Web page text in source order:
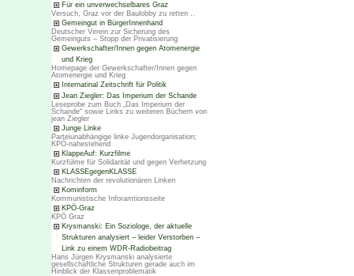
Für ein unverwechselbares Graz
Versuch, Graz vor der Baulobby zu retten ..
Gemeingut in BürgerInnenhand
Deutscher Verein zur Sicherung des
Gemeinguts – Stopp der Privatisierung
Gewerkschafter/Innen gegen Atomenergie
und Krieg
Homepage der Gewerkschafter/Innen gegen
Atomenergie und Krieg
Internatinal Zeitschrift für Politik
Jean Ziegler: Das Imperium der Schande
Leseprobe zum Buch „Das Imperium der
Schande“ sowie Links zu weiteren Büchern von
jean Ziegler
Junge Linke
Parteiunabhängige linke Jugendorganisation;
KPÖ-nahestehend
KlappeAuf: Kurzfilme
Kurzfülme für Solidarität und gegen Verhetzung
KLASSEgegenKLASSE
Nachrichten der revolutionären Linken
Kominform
Kommunistische Inforamtionsseite
KPÖ-Graz
KPÖ Graz
Krysmanski: Ein Soziologe, der aktuelle
Strukturen analysiert – leider Verstorben –
Link zu einem WDR-Radiobeitrag
Hans Jürgen Krysmanski analysierte
gesellschaftliche Strukturen gerade auch im
Hinblick der Klassenproblematik